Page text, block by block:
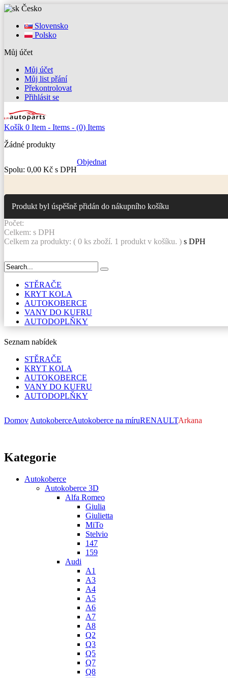
Česko
Slovensko
Polsko
Můj účet
Můj účet
Můj list přání
Překontrolovat
Přihlásit se
Košík 0 Item - Items - (0) Items
Žádné produkty
Spolu: 0,00 Kč s DPH
Objednat
Produkt byl úspěšně přidán do nákupního košíku
Počet:
Celkem: s DPH
Celkem za produkty: ( 0 ks zboží. 1 produkt v košíku. ) s DPH
STĚRAČE
KRYT KOLA
AUTOKOBERCE
VANY DO KUFRU
AUTODOPLŇKY
Seznam nabídek
STĚRAČE
KRYT KOLA
AUTOKOBERCE
VANY DO KUFRU
AUTODOPLŇKY
Domov AutokoberceAutokoberce na míruRENAULTArkana
Kategorie
Autokoberce
Autokoberce 3D
Alfa Romeo
Giulia
Giulietta
MiTo
Stelvio
147
159
Audi
A1
A3
A4
A5
A6
A7
A8
Q2
Q3
Q5
Q7
Q8